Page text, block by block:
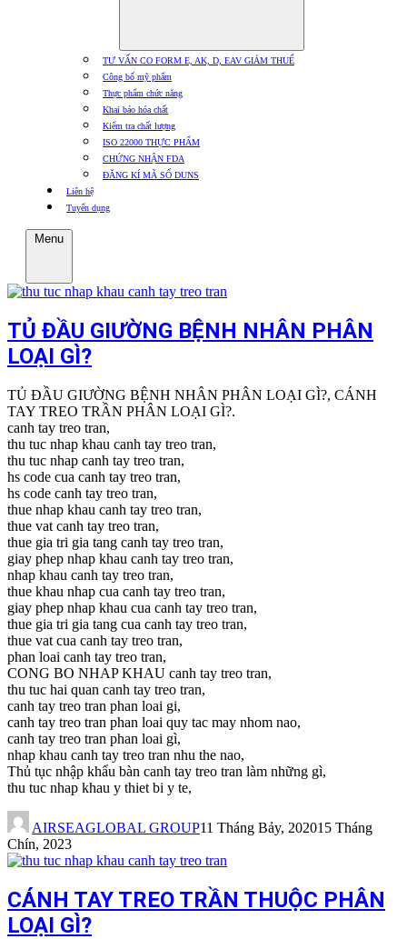
TƯ VẤN CO FORM E, AK, D, EAV GIẢM THUẾ
Công bố mỹ phẩm
Thực phẩm chức năng
Khai báo hóa chất
Kiểm tra chất lượng
ISO 22000 THỰC PHẨM
CHỨNG NHẬN FDA
ĐĂNG KÍ MÃ SỐ DUNS
Liên hệ
Tuyển dụng
Menu
TỦ ĐẦU GIƯỜNG BỆNH NHÂN PHÂN
LOẠI GÌ?
TỦ ĐẦU GIƯỜNG BỆNH NHÂN PHÂN LOẠI GÌ?, CÁNH
TAY TREO TRẦN PHÂN LOẠI GÌ?.
canh tay treo tran,
thu tuc nhap khau canh tay treo tran,
thu tuc nhap canh tay treo tran,
hs code cua canh tay treo tran,
hs code canh tay treo tran,
thue nhap khau canh tay treo tran,
thue vat canh tay treo tran,
thue gia tri gia tang canh tay treo tran,
giay phep nhap khau canh tay treo tran,
nhap khau canh tay treo tran,
thue khau nhap cua canh tay treo tran,
giay phep nhap khau cua canh tay treo tran,
thue gia tri gia tang cua canh tay treo tran,
thue vat cua canh tay treo tran,
phan loai canh tay treo tran,
CONG BO NHAP KHAU canh tay treo tran,
thu tuc hai quan canh tay treo tran,
canh tay treo tran phan loai gi,
canh tay treo tran phan loai quy tac may nhom nao,
canh tay treo tran phan loai gì,
nhap khau canh tay treo tran nhu the nao,
Thủ tục nhập khẩu bàn canh tay treo tran làm những gì,
thu tuc nhap khau y thiet bi y te,
AIRSEAGLOBAL GROUP11 Tháng Bảy, 202015 Tháng
Chín, 2023
CÁNH TAY TREO TRẦN THUỘC PHÂN
LOẠI GÌ?